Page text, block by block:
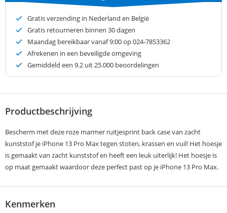
Gratis verzending in Nederland en België
Gratis retourneren binnen 30 dagen
Maandag bereikbaar vanaf 9:00 op 024-7853362
Afrekenen in een beveiligde omgeving
Gemiddeld een 9.2 uit 25.000 beoordelingen
Productbeschrijving
Bescherm met deze roze marmer ruitjesprint back case van zacht
kunststof je iPhone 13 Pro Max tegen stoten, krassen en vuil! Het hoesje
is gemaakt van zacht kunststof en heeft een leuk uiterlijk! Het hoesje is
op maat gemaakt waardoor deze perfect past op je iPhone 13 Pro Max.
Kenmerken